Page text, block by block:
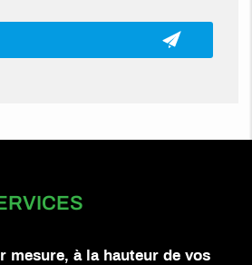
mesure, à la hauteur de vos